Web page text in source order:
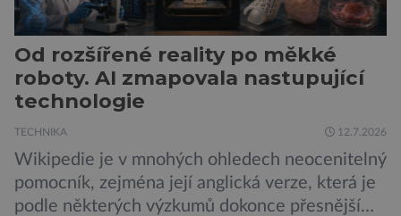
Od rozšířené reality po měkké
roboty. AI zmapovala nastupující
technologie
TECHNIKA 12.7.2026
Wikipedie je v mnohých ohledech neocenitelný
pomocník, zejména její anglická verze, která je
podle některých výzkumů dokonce přesnější